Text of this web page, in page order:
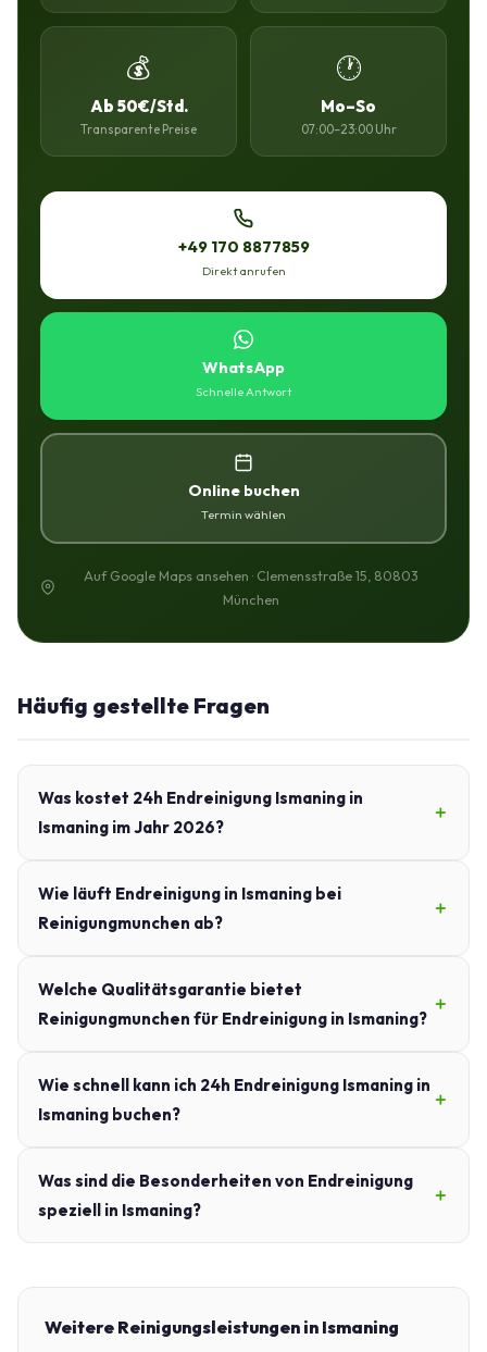
💰
Ab 50€/Std.
Transparente Preise
🕐
Mo–So
07:00–23:00 Uhr
+49 170 8877859
Direkt anrufen
WhatsApp
Schnelle Antwort
Online buchen
Termin wählen
Auf Google Maps ansehen · Clemensstraße 15, 80803
München
Häufig gestellte Fragen
Was kostet 24h Endreinigung Ismaning in
Ismaning im Jahr 2026?
Wie läuft Endreinigung in Ismaning bei
Reinigungmunchen ab?
Welche Qualitätsgarantie bietet
Reinigungmunchen für Endreinigung in Ismaning?
Wie schnell kann ich 24h Endreinigung Ismaning in
Ismaning buchen?
Was sind die Besonderheiten von Endreinigung
speziell in Ismaning?
Weitere Reinigungsleistungen in Ismaning